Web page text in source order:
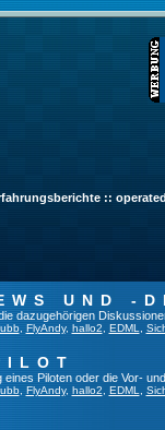
::
UND -
dazugehörigen
, FlyAndy, hallo2 EDML
Piloten oder die Vor-
, FlyAndy, hallo2 EDML